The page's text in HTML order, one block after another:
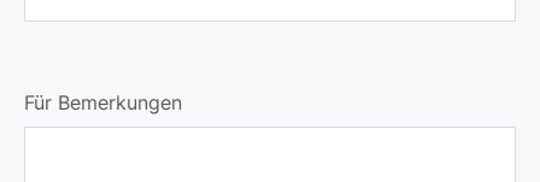
Für Bemerkungen